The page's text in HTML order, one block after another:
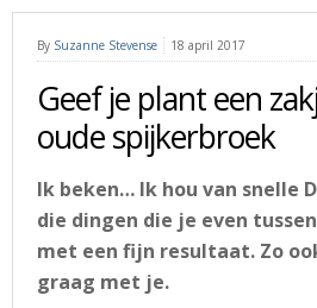
By Suzanne Stevense 18 april 2017
Geef je plant een
oude spijkerbroek
Ik beken… Ik hou van snelle
die dingen die je even
met een fijn resultaat. Zo
graag met je.